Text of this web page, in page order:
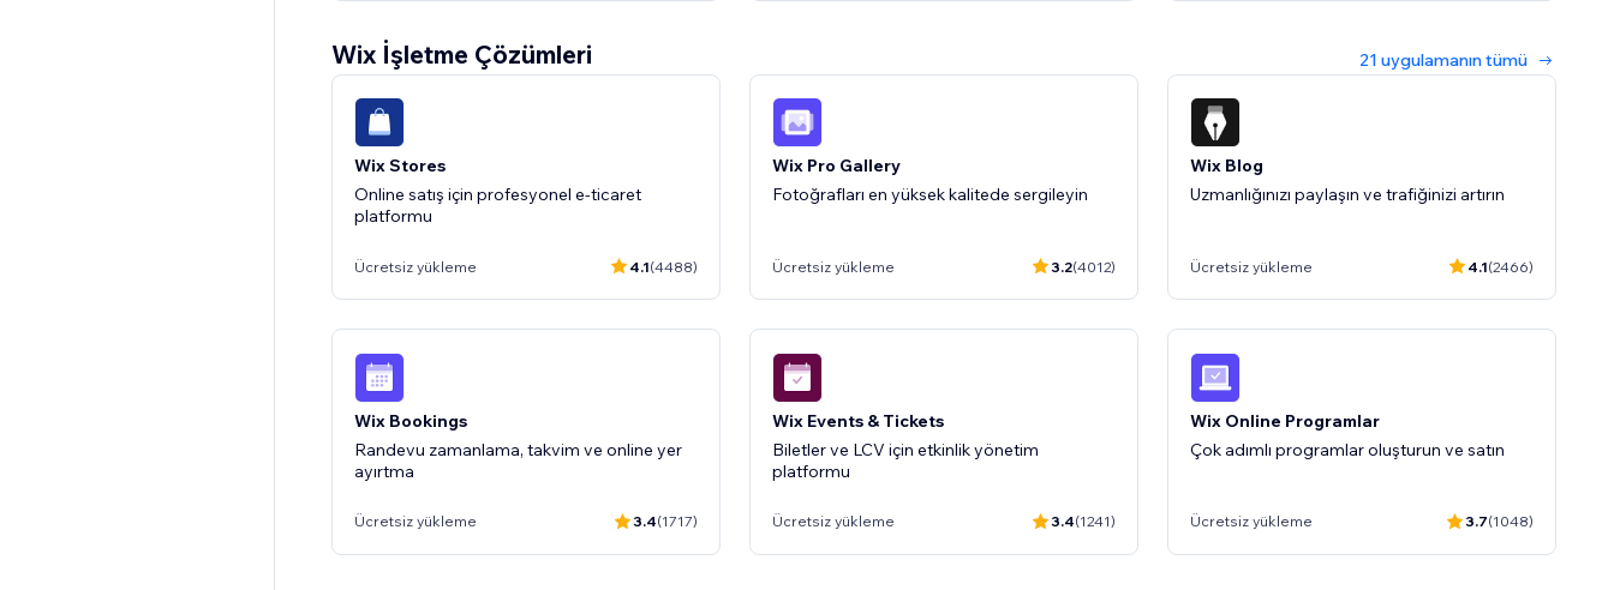
Wix Tarafından Doğrulandı
QuickBooks Connector
Integrate QuickBooks Online to your site
Ücretsiz yükleme
Wix İşletme Çözümleri 21 uygulamanın tümü
Wix Stores
Online satış için profesyonel e-ticaret
platformu
Ücretsiz yükleme 4.1(4488)
Wix Pro Gallery
Fotoğrafları en yüksek kalitede sergileyin
Ücretsiz yükleme 3.2(4012)
Wix Blog
Uzmanlığınızı paylaşın ve trafiğinizi artırın
Ücretsiz yükleme 4.1(2466)
Wix Bookings
Randevu zamanlama, takvim ve online yer
ayırtma
Ücretsiz yükleme 3.4(1717)
Wix Events & Tickets
Biletler ve LCV için etkinlik yönetim
platformu
Ücretsiz yükleme 3.4(1241)
Wix Online Programlar
Çok adımlı programlar oluşturun ve satın
Ücretsiz yükleme 3.7(1048)